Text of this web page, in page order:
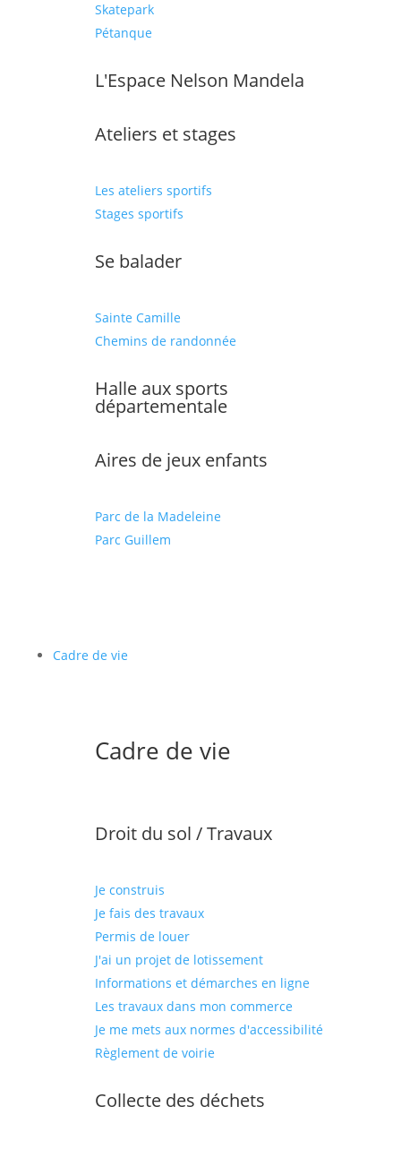
Skatepark
Pétanque
L'Espace Nelson Mandela
Ateliers et stages
Les ateliers sportifs
Stages sportifs
Se balader
Sainte Camille
Chemins de randonnée
Halle aux sports
départementale
Aires de jeux enfants
Parc de la Madeleine
Parc Guillem
Cadre de vie
Cadre de vie
Droit du sol / Travaux
Je construis
Je fais des travaux
Permis de louer
J'ai un projet de lotissement
Informations et démarches en ligne
Les travaux dans mon commerce
Je me mets aux normes d'accessibilité
Règlement de voirie
Collecte des déchets